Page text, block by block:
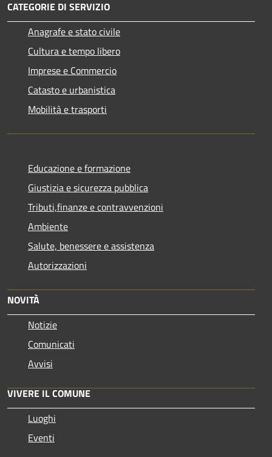
CATEGORIE DI SERVIZIO
Anagrafe e stato civile
Cultura e tempo libero
Imprese e Commercio
Catasto e urbanistica
Mobilità e trasporti
Educazione e formazione
Giustizia e sicurezza pubblica
Tributi,finanze e contravvenzioni
Ambiente
Salute, benessere e assistenza
Autorizzazioni
NOVITÀ
Notizie
Comunicati
Avvisi
VIVERE IL COMUNE
Luoghi
Eventi